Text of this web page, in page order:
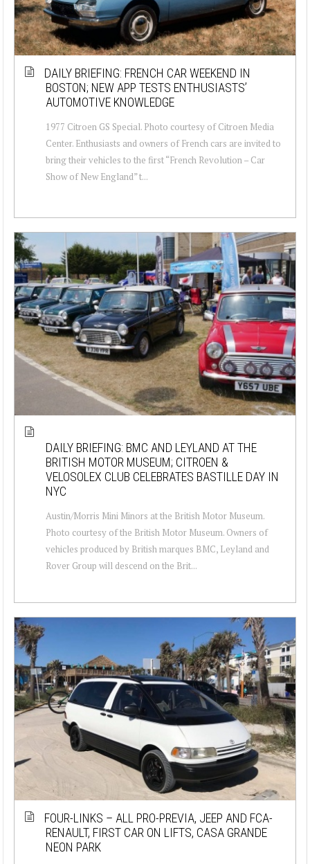
DAILY BRIEFING: FRENCH CAR WEEKEND IN
BOSTON; NEW APP TESTS ENTHUSIASTS’
AUTOMOTIVE KNOWLEDGE
1977 Citroen GS Special. Photo courtesy of Citroen Media
Center. Enthusiasts and owners of French cars are invited to
bring their vehicles to the first “French Revolution – Car
Show of New England” t...
DAILY BRIEFING: BMC AND LEYLAND AT THE
BRITISH MOTOR MUSEUM; CITROEN &
VELOSOLEX CLUB CELEBRATES BASTILLE DAY IN
NYC
Austin/Morris Mini Minors at the British Motor Museum.
Photo courtesy of the British Motor Museum. Owners of
vehicles produced by British marques BMC, Leyland and
Rover Group will descend on the Brit...
FOUR-LINKS – ALL PRO-PREVIA, JEEP AND FCA-
RENAULT, FIRST CAR ON LIFTS, CASA GRANDE
NEON PARK